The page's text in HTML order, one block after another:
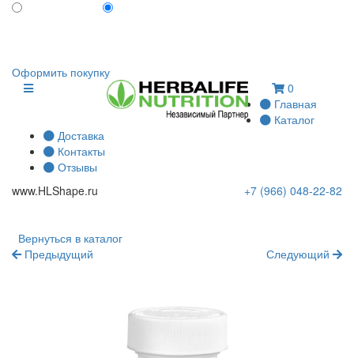
Оформить покупку
0
Главная
Каталог
Доставка
Контакты
Отзывы
www.HLShape.ru +7 (966) 048-22-82
Вернуться в каталог
Предыдущий
Следующий